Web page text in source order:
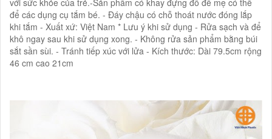
để các dụng cụ tắm bé. - Đáy chậu có chỗ thoát nước đóng lắp
khi tắm - Xuất xứ: Việt Nam * Lưu ý khi sử dụng - Rửa sạch và để
khô ngay sau khi sử dụng xong. - Không rửa sản phẩm bằng búi
sắt sần sùi. - Tránh tiếp xúc với lửa - Kích thước: Dài 79.5cm rộng
46 cm cao 21cm